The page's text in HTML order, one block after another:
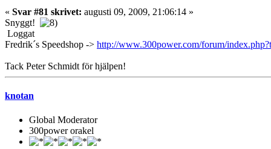
« Svar #81 skrivet: augusti 09, 2009, 21:06:14 »
Snyggt!
Loggat
Fredrik´s Speedshop -> http://www.300power.com/forum/
Tack Peter Schmidt för hjälpen!
knotan
Global Moderator
300power orakel